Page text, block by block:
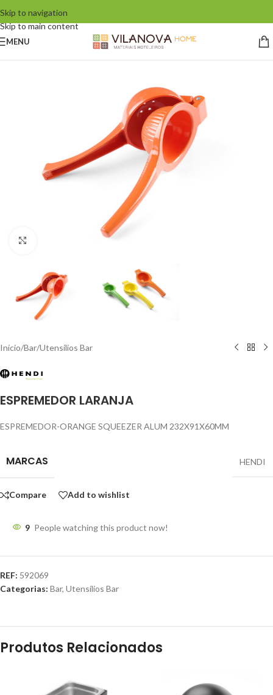
Skip to navigation
Skip to main content
MENU
Início/Bar/Utensílios Bar
ESPREMEDOR LARANJA
ESPREMEDOR-ORANGE SQUEEZER ALUM 232X91X60MM
MARCAS HENDI
Compare Add to wishlist
9 People watching this product now!
REF: 592069
Categorias: Bar, Utensílios Bar
Produtos Relacionados